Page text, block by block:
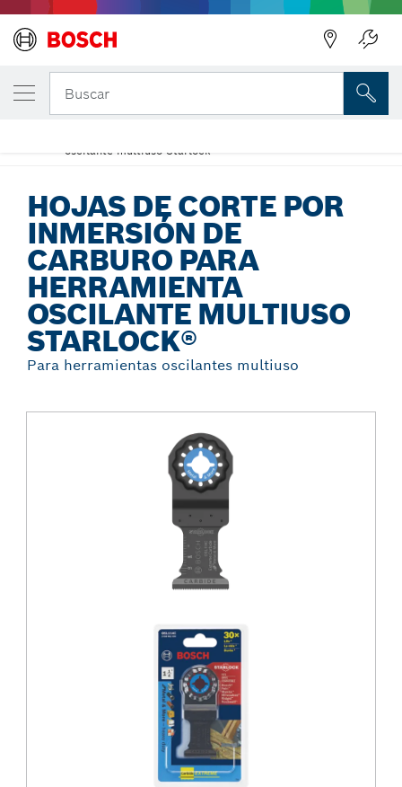
Buscar
oscilante multiuso Starlock®
HOJAS DE CORTE POR
INMERSIÓN DE
CARBURO PARA
HERRAMIENTA
OSCILANTE MULTIUSO
STARLOCK®
Para herramientas oscilantes multiuso
TU VARIANTE SELECCIONADA
Hojas de corte por inmersión de carburo
herramienta oscilante multiuso Starlock®